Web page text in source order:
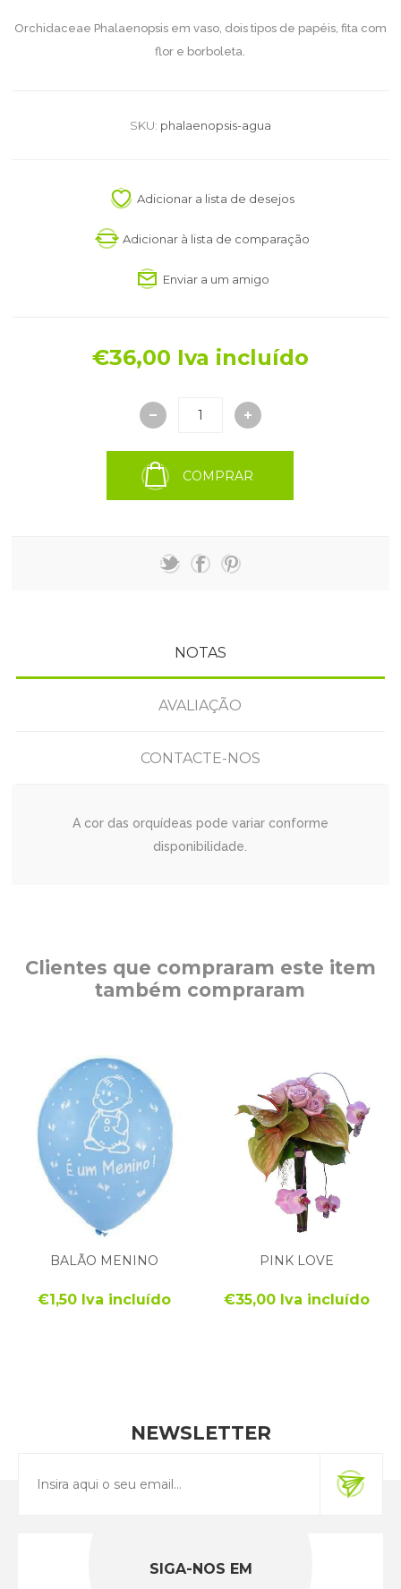
Orchidaceae Phalaenopsis em vaso, dois tipos de papéis, fita com
flor e borboleta.
SKU: phalaenopsis-agua
Adicionar a lista de desejos
Adicionar à lista de comparação
Enviar a um amigo
€36,00 Iva incluído
COMPRAR
NOTAS
AVALIAÇÃO
CONTACTE-NOS
A cor das orquídeas pode variar conforme
disponibilidade.
Clientes que compraram este item
também compraram
BALÃO MENINO
€1,50 Iva incluído
PINK LOVE
€35,00 Iva incluído
NEWSLETTER
SIGA-NOS EM